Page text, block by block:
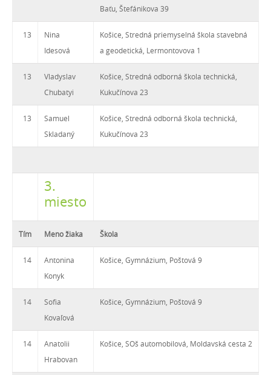
Baťu, Štefánikova 39
13
Nina
Idesová
Košice, Stredná priemyselná škola stavebná
a geodetická, Lermontovova 1
13
Vladyslav
Chubatyi
Košice, Stredná odborná škola technická,
Kukučínova 23
13
Samuel
Skladaný
Košice, Stredná odborná škola technická,
Kukučínova 23
3.
miesto
Tím Meno žiaka Škola
14
Antonina
Konyk
Košice, Gymnázium, Poštová 9
14
Sofia
Kovaľová
Košice, Gymnázium, Poštová 9
14
Anatolii
Hrabovan
Košice, SOš automobilová, Moldavská cesta 2